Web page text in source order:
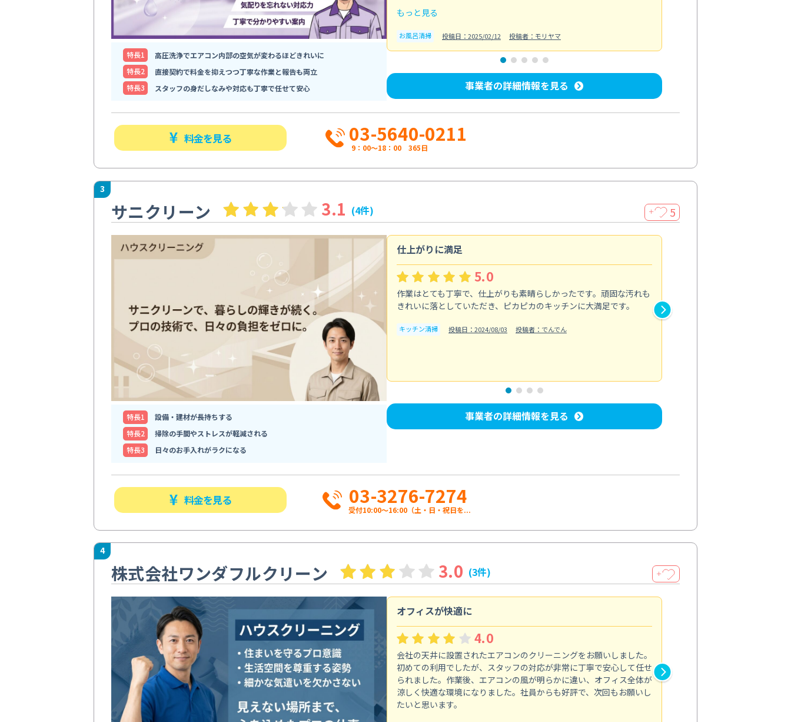
特⻑1
高圧洗浄でエアコン内部の空気が変わるほどきれいに
特⻑2
直接契約で料金を抑えつつ丁寧な作業と報告も両立
特⻑3
スタッフの身だしなみや対応も丁寧で任せて安心
もっと見る
お風呂清掃 投稿日：2025/02/12 投稿者：モリヤマ
事業者の詳細情報を見る
料金を見る 03-5640-0211
9：00～18：00 365日
3
サニクリーン 3.1 (4件) ＋ 5
特⻑1
設備・建材が長持ちする
特⻑2
掃除の手間やストレスが軽減される
特⻑3
日々のお手入れがラクになる
仕上がりに満足
5.0
作業はとても丁寧で、仕上がりも素晴らしかったです。頑固な汚れも
きれいに落としていただき、ピカピカのキッチンに大満足です。
キッチン清掃 投稿日：2024/08/03 投稿者：でんでん
事業者の詳細情報を見る
料金を見る 03-3276-7274
受付10:00〜16:00（土・日・祝日を...
4
株式会社ワンダフルクリーン 3.0 (3件) ＋
オフィスが快適に
4.0
会社の天井に設置されたエアコンのクリーニングをお願いしました。
初めての利用でしたが、スタッフの対応が非常に丁寧で安心して任せ
られました。作業後、エアコンの風が明らかに違い、オフィス全体が
涼しく快適な環境になりました。社員からも好評で、次回もお願いし
たいと思います。